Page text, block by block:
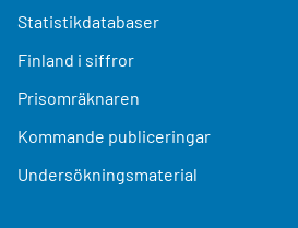
Statistikdatabaser
Finland i siffror
Prisomräknaren
Kommande publiceringar
Undersökningsmaterial